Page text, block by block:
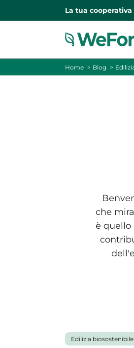
La tua
Home Blog
che
è quello
Tutti
Edilizia biosostenibile